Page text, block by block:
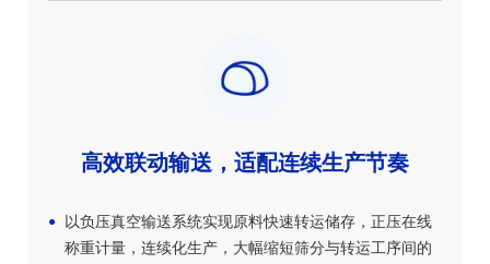
高效联动输送，适配连续生产节奏
以负压真空输送系统实现原料快速转运储存，正压在线
称重计量，连续化生产，大幅缩短筛分与转运工序间的